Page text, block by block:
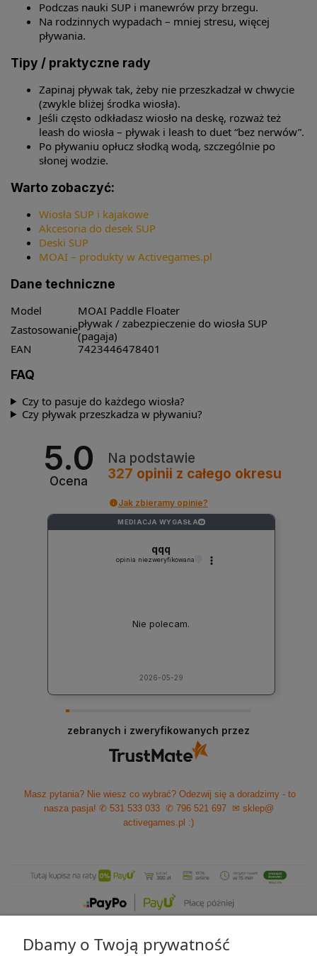
Podczas nauki SUP i manewrów przy brzegu.
Na rodzinnych wypadach – mniej stresu, więcej
pływania.
Tipy / praktyczne rady
Zapinaj pływak tak, żeby nie przeszkadzał w chwycie
(zwykle bliżej środka wiosła).
Jeśli często odkładasz wiosło na deskę, rozważ też
leash do wiosła – pływak i leash to duet “bez nerwów”.
Po pływaniu opłucz słodką wodą, szczególnie po
słonej wodzie.
Warto zobaczyć:
Wiosła SUP i kajakowe
Akcesoria do desek SUP
Deski SUP
MOAI – produkty w Activegames.pl
Dane techniczne
Model
MOAI Paddle Floater
Zastosowaniepływak / zabezpieczenie do wiosła SUP
(pagaja)
EAN
7423446478401
FAQ
Czy to pasuje do każdego wiosła?
Czy pływak przeszkadza w pływaniu?
5.0
Ocena
Na podstawie
327 opinii z całego okresu
Jak zbieramy opinie?
MEDIACJA WYGASŁA ?
qqq
opinia niezweryfikowana
Nie polecam.
2026-05-29
zebranych i zweryfikowanych przez
Masz pytania? Nie wiesz co wybrać? Odezwij się a doradzimy - to
nasza pasja! ✆ 531 533 033 ✆ 796 521 697
✉ sklep@
activegames.pl :)
Dbamy o Twoją prywatność